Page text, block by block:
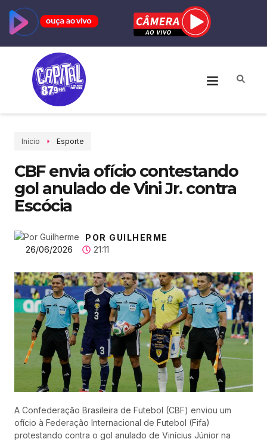
Início Esporte
CBF envia ofício contestando
gol anulado de Vini Jr. contra
Escócia
POR GUILHERME
26/06/2026
21:11
A Confederação Brasileira de Futebol (CBF) enviou um
ofício à Federação Internacional de Futebol (Fifa)
protestando contra o gol anulado de Vinícius Júnior na